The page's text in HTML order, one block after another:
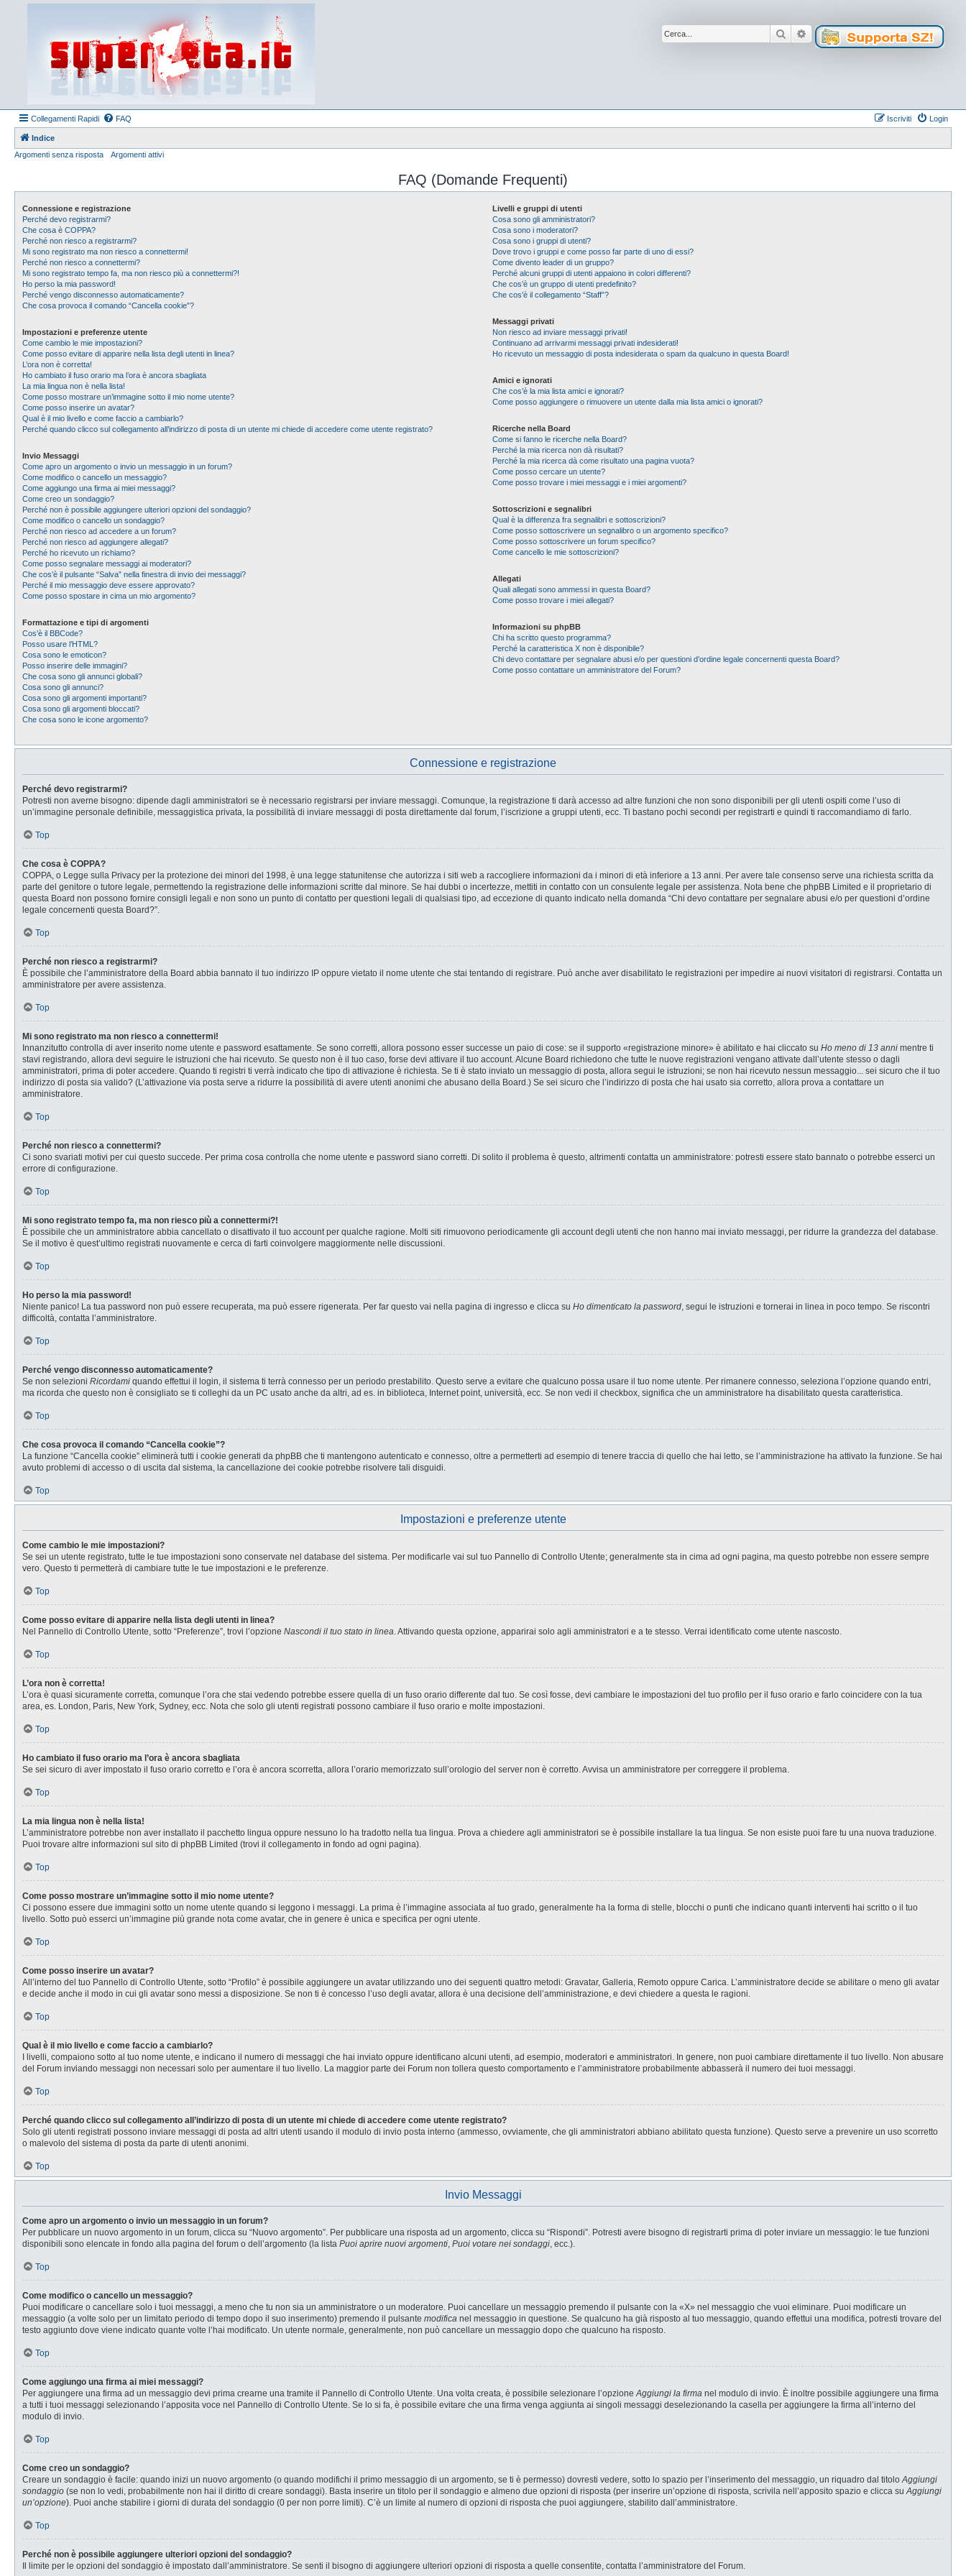
Cerca Ricerca avanzata
Collegamenti Rapidi FAQ Login
Iscriviti
Indice
Argomenti senza risposta
Argomenti attivi
FAQ (Domande Frequenti)
Connessione e registrazione
Perché devo registrarmi?
Che cosa è COPPA?
Perché non riesco a registrarmi?
Mi sono registrato ma non riesco a connettermi!
Perché non riesco a connettermi?
Mi sono registrato tempo fa, ma non riesco più a connettermi?!
Ho perso la mia password!
Perché vengo disconnesso automaticamente?
Che cosa provoca il comando “Cancella cookie”?
Impostazioni e preferenze utente
Come cambio le mie impostazioni?
Come posso evitare di apparire nella lista degli utenti in linea?
L’ora non è corretta!
Ho cambiato il fuso orario ma l’ora è ancora sbagliata
La mia lingua non è nella lista!
Come posso mostrare un’immagine sotto il mio nome utente?
Come posso inserire un avatar?
Qual è il mio livello e come faccio a cambiarlo?
Perché quando clicco sul collegamento all’indirizzo di posta di un utente mi chiede di accedere come utente registrato?
Invio Messaggi
Come apro un argomento o invio un messaggio in un forum?
Come modifico o cancello un messaggio?
Come aggiungo una firma ai miei messaggi?
Come creo un sondaggio?
Perché non è possibile aggiungere ulteriori opzioni del sondaggio?
Come modifico o cancello un sondaggio?
Perché non riesco ad accedere a un forum?
Perché non riesco ad aggiungere allegati?
Perché ho ricevuto un richiamo?
Come posso segnalare messaggi ai moderatori?
Che cos’è il pulsante “Salva” nella finestra di invio dei messaggi?
Perché il mio messaggio deve essere approvato?
Come posso spostare in cima un mio argomento?
Formattazione e tipi di argomenti
Cos’è il BBCode?
Posso usare l’HTML?
Cosa sono le emoticon?
Posso inserire delle immagini?
Che cosa sono gli annunci globali?
Cosa sono gli annunci?
Cosa sono gli argomenti importanti?
Cosa sono gli argomenti bloccati?
Che cosa sono le icone argomento?
Livelli e gruppi di utenti
Cosa sono gli amministratori?
Cosa sono i moderatori?
Cosa sono i gruppi di utenti?
Dove trovo i gruppi e come posso far parte di uno di essi?
Come divento leader di un gruppo?
Perché alcuni gruppi di utenti appaiono in colori differenti?
Che cos’è un gruppo di utenti predefinito?
Che cos’è il collegamento “Staff”?
Messaggi privati
Non riesco ad inviare messaggi privati!
Continuano ad arrivarmi messaggi privati indesiderati!
Ho ricevuto un messaggio di posta indesiderata o spam da qualcuno in questa Board!
Amici e ignorati
Che cos’è la mia lista amici e ignorati?
Come posso aggiungere o rimuovere un utente dalla mia lista amici o ignorati?
Ricerche nella Board
Come si fanno le ricerche nella Board?
Perché la mia ricerca non dà risultati?
Perché la mia ricerca dà come risultato una pagina vuota?
Come posso cercare un utente?
Come posso trovare i miei messaggi e i miei argomenti?
Sottoscrizioni e segnalibri
Qual è la differenza fra segnalibri e sottoscrizioni?
Come posso sottoscrivere un segnalibro o un argomento specifico?
Come posso sottoscrivere un forum specifico?
Come cancello le mie sottoscrizioni?
Allegati
Quali allegati sono ammessi in questa Board?
Come posso trovare i miei allegati?
Informazioni su phpBB
Chi ha scritto questo programma?
Perché la caratteristica X non è disponibile?
Chi devo contattare per segnalare abusi e/o per questioni d’ordine legale concernenti questa Board?
Come posso contattare un amministratore del Forum?
Connessione e registrazione
Perché devo registrarmi?
Potresti non averne bisogno: dipende dagli amministratori se è necessario registrarsi per inviare messaggi. Comunque, la registrazione ti darà accesso ad altre funzioni che non sono disponibili per gli utenti ospiti come l’uso di
un’immagine personale definibile, messaggistica privata, la possibilità di inviare messaggi di posta direttamente dal forum, l’iscrizione a gruppi utenti, ecc. Ti bastano pochi secondi per registrarti e quindi ti raccomandiamo di farlo.
Top
Che cosa è COPPA?
COPPA, o Legge sulla Privacy per la protezione dei minori del 1998, è una legge statunitense che autorizza i siti web a raccogliere informazioni da i minori di età inferiore a 13 anni. Per avere tale consenso serve una richiesta scritta da
parte del genitore o tutore legale, permettendo la registrazione delle informazioni scritte dal minore. Se hai dubbi o incertezze, mettiti in contatto con un consulente legale per assistenza. Nota bene che phpBB Limited e il proprietario di
questa Board non possono fornire consigli legali e non sono un punto di contatto per questioni legali di qualsiasi tipo, ad eccezione di quanto indicato nella domanda “Chi devo contattare per segnalare abusi e/o per questioni d’ordine
legale concernenti questa Board?”.
Top
Perché non riesco a registrarmi?
È possibile che l’amministratore della Board abbia bannato il tuo indirizzo IP oppure vietato il nome utente che stai tentando di registrare. Può anche aver disabilitato le registrazioni per impedire ai nuovi visitatori di registrarsi. Contatta un
amministratore per avere assistenza.
Top
Mi sono registrato ma non riesco a connettermi!
Innanzitutto controlla di aver inserito nome utente e password esattamente. Se sono corretti, allora possono esser successe un paio di cose: se il supporto «registrazione minore» è abilitato e hai cliccato su Ho meno di 13 anni mentre ti
stavi registrando, allora devi seguire le istruzioni che hai ricevuto. Se questo non è il tuo caso, forse devi attivare il tuo account. Alcune Board richiedono che tutte le nuove registrazioni vengano attivate dall’utente stesso o dagli
amministratori, prima di poter accedere. Quando ti registri ti verrà indicato che tipo di attivazione è richiesta. Se ti è stato inviato un messaggio di posta, allora segui le istruzioni; se non hai ricevuto nessun messaggio... sei sicuro che il tuo
indirizzo di posta sia valido? (L’attivazione via posta serve a ridurre la possibilità di avere utenti anonimi che abusano della Board.) Se sei sicuro che l’indirizzo di posta che hai usato sia corretto, allora prova a contattare un
amministratore.
Top
Perché non riesco a connettermi?
Ci sono svariati motivi per cui questo succede. Per prima cosa controlla che nome utente e password siano corretti. Di solito il problema è questo, altrimenti contatta un amministratore: potresti essere stato bannato o potrebbe esserci un
errore di configurazione.
Top
Mi sono registrato tempo fa, ma non riesco più a connettermi?!
È possibile che un amministratore abbia cancellato o disattivato il tuo account per qualche ragione. Molti siti rimuovono periodicamente gli account degli utenti che non hanno mai inviato messaggi, per ridurre la grandezza del database.
Se il motivo è quest’ultimo registrati nuovamente e cerca di farti coinvolgere maggiormente nelle discussioni.
Top
Ho perso la mia password!
Niente panico! La tua password non può essere recuperata, ma può essere rigenerata. Per far questo vai nella pagina di ingresso e clicca su Ho dimenticato la password, segui le istruzioni e tornerai in linea in poco tempo. Se riscontri
difficoltà, contatta l’amministratore.
Top
Perché vengo disconnesso automaticamente?
Se non selezioni Ricordami quando effettui il login, il sistema ti terrà connesso per un periodo prestabilito. Questo serve a evitare che qualcuno possa usare il tuo nome utente. Per rimanere connesso, seleziona l’opzione quando entri,
ma ricorda che questo non è consigliato se ti colleghi da un PC usato anche da altri, ad es. in biblioteca, Internet point, università, ecc. Se non vedi il checkbox, significa che un amministratore ha disabilitato questa caratteristica.
Top
Che cosa provoca il comando “Cancella cookie”?
La funzione “Cancella cookie” eliminerà tutti i cookie generati da phpBB che ti mantengono autenticato e connesso, oltre a permetterti ad esempio di tenere traccia di quello che hai letto, se l’amministrazione ha attivato la funzione. Se hai
avuto problemi di accesso o di uscita dal sistema, la cancellazione dei cookie potrebbe risolvere tali disguidi.
Top
Impostazioni e preferenze utente
Come cambio le mie impostazioni?
Se sei un utente registrato, tutte le tue impostazioni sono conservate nel database del sistema. Per modificarle vai sul tuo Pannello di Controllo Utente; generalmente sta in cima ad ogni pagina, ma questo potrebbe non essere sempre
vero. Questo ti permetterà di cambiare tutte le tue impostazioni e le preferenze.
Top
Come posso evitare di apparire nella lista degli utenti in linea?
Nel Pannello di Controllo Utente, sotto “Preferenze”, trovi l’opzione Nascondi il tuo stato in linea. Attivando questa opzione, apparirai solo agli amministratori e a te stesso. Verrai identificato come utente nascosto.
Top
L’ora non è corretta!
L’ora è quasi sicuramente corretta, comunque l’ora che stai vedendo potrebbe essere quella di un fuso orario differente dal tuo. Se così fosse, devi cambiare le impostazioni del tuo profilo per il fuso orario e farlo coincidere con la tua
area, es. London, Paris, New York, Sydney, ecc. Nota che solo gli utenti registrati possono cambiare il fuso orario e molte impostazioni.
Top
Ho cambiato il fuso orario ma l’ora è ancora sbagliata
Se sei sicuro di aver impostato il fuso orario corretto e l’ora è ancora scorretta, allora l’orario memorizzato sull’orologio del server non è corretto. Avvisa un amministratore per correggere il problema.
Top
La mia lingua non è nella lista!
L’amministratore potrebbe non aver installato il pacchetto lingua oppure nessuno lo ha tradotto nella tua lingua. Prova a chiedere agli amministratori se è possibile installare la tua lingua. Se non esiste puoi fare tu una nuova traduzione.
Puoi trovare altre informazioni sul sito di phpBB Limited (trovi il collegamento in fondo ad ogni pagina).
Top
Come posso mostrare un’immagine sotto il mio nome utente?
Ci possono essere due immagini sotto un nome utente quando si leggono i messaggi. La prima è l’immagine associata al tuo grado, generalmente ha la forma di stelle, blocchi o punti che indicano quanti interventi hai scritto o il tuo
livello. Sotto può esserci un’immagine più grande nota come avatar, che in genere è unica e specifica per ogni utente.
Top
Come posso inserire un avatar?
All’interno del tuo Pannello di Controllo Utente, sotto “Profilo” è possibile aggiungere un avatar utilizzando uno dei seguenti quattro metodi: Gravatar, Galleria, Remoto oppure Carica. L’amministratore decide se abilitare o meno gli avatar
e decide anche il modo in cui gli avatar sono messi a disposizione. Se non ti è concesso l’uso degli avatar, allora è una decisione dell’amministrazione, e devi chiedere a questa le ragioni.
Top
Qual è il mio livello e come faccio a cambiarlo?
I livelli, compaiono sotto al tuo nome utente, e indicano il numero di messaggi che hai inviato oppure identificano alcuni utenti, ad esempio, moderatori e amministratori. In genere, non puoi cambiare direttamente il tuo livello. Non abusare
del Forum inviando messaggi non necessari solo per aumentare il tuo livello. La maggior parte dei Forum non tollera questo comportamento e l’amministratore probabilmente abbasserà il numero dei tuoi messaggi.
Top
Perché quando clicco sul collegamento all’indirizzo di posta di un utente mi chiede di accedere come utente registrato?
Solo gli utenti registrati possono inviare messaggi di posta ad altri utenti usando il modulo di invio posta interno (ammesso, ovviamente, che gli amministratori abbiano abilitato questa funzione). Questo serve a prevenire un uso scorretto
o malevolo del sistema di posta da parte di utenti anonimi.
Top
Invio Messaggi
Come apro un argomento o invio un messaggio in un forum?
Per pubblicare un nuovo argomento in un forum, clicca su “Nuovo argomento”. Per pubblicare una risposta ad un argomento, clicca su “Rispondi”. Potresti avere bisogno di registrarti prima di poter inviare un messaggio: le tue funzioni
disponibili sono elencate in fondo alla pagina del forum o dell’argomento (la lista Puoi aprire nuovi argomenti, Puoi votare nei sondaggi, ecc.).
Top
Come modifico o cancello un messaggio?
Puoi modificare o cancellare solo i tuoi messaggi, a meno che tu non sia un amministratore o un moderatore. Puoi cancellare un messaggio premendo il pulsante con la «X» nel messaggio che vuoi eliminare. Puoi modificare un
messaggio (a volte solo per un limitato periodo di tempo dopo il suo inserimento) premendo il pulsante modifica nel messaggio in questione. Se qualcuno ha già risposto al tuo messaggio, quando effettui una modifica, potresti trovare del
testo aggiunto dove viene indicato quante volte l’hai modificato. Un utente normale, generalmente, non può cancellare un messaggio dopo che qualcuno ha risposto.
Top
Come aggiungo una firma ai miei messaggi?
Per aggiungere una firma ad un messaggio devi prima crearne una tramite il Pannello di Controllo Utente. Una volta creata, è possibile selezionare l’opzioneAggiungi la firma nel modulo di invio. È inoltre possibile aggiungere una firma
a tutti i tuoi messaggi selezionando l’apposita voce nel Pannello di Controllo Utente. Se lo si fa, è possibile evitare che una firma venga aggiunta ai singoli messaggi deselezionando la casella per aggiungere la firma all’interno del
modulo di invio.
Top
Come creo un sondaggio?
Creare un sondaggio è facile: quando inizi un nuovo argomento (o quando modifichi il primo messaggio di un argomento, se ti è permesso) dovresti vedere, sotto lo spazio per l’inserimento del messaggio, un riquadro dal titoloAggiungi
sondaggio (se non lo vedi, probabilmente non hai il diritto di creare sondaggi). Basta inserire un titolo per il sondaggio e almeno due opzioni di risposta (per inserire un’opzione di risposta, scrivila nell’apposito spazio e clicca suAggiungi
un’opzione). Puoi anche stabilire i giorni di durata del sondaggio (0 per non porre limiti). C’è un limite al numero di opzioni di risposta che puoi aggiungere, stabilito dall’amministratore.
Top
Perché non è possibile aggiungere ulteriori opzioni del sondaggio?
Il limite per le opzioni del sondaggio è impostato dall’amministratore. Se senti il bisogno di aggiungere ulteriori opzioni di risposta a quelle consentite, contatta l’amministratore del Forum.